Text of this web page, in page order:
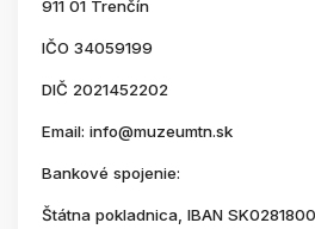
911 01 Trenčín
IČO 34059199
DIČ 2021452202
Email: info@muzeumtn.sk
Bankové spojenie:
Štátna pokladnica, IBAN